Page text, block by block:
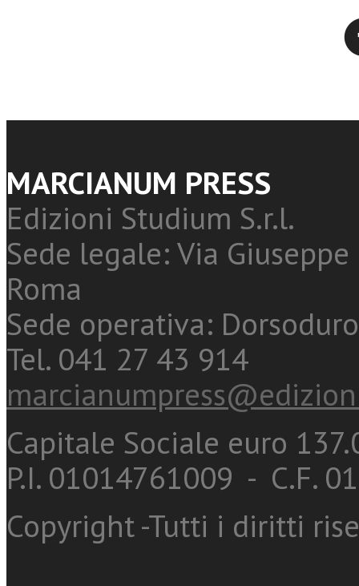
MARCIANUM PRESS
Edizioni Studium S.r.l.
Sede legale: Via
Roma
Sede operativa:
Tel. 041 27 43 914
Capitale Sociale euro
P.I. 01014761009 - C.F.
Copyright -Tutti i diritti